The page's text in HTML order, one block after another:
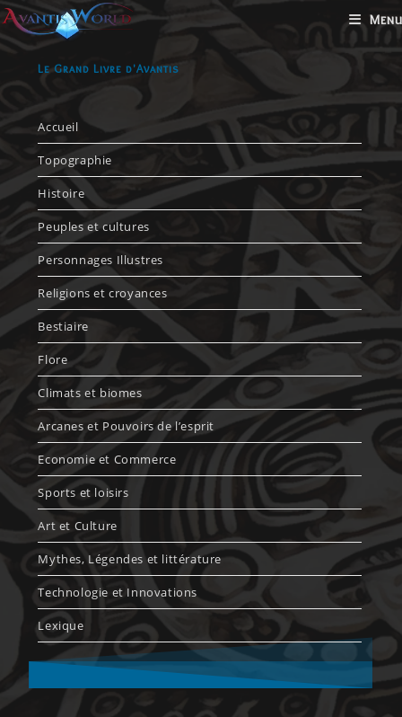
Menu
Le Grand Livre d'Avantis
Accueil
Topographie
Histoire
Peuples et cultures
Personnages Illustres
Religions et croyances
Bestiaire
Flore
Climats et biomes
Arcanes et Pouvoirs de l’esprit
Economie et Commerce
Sports et loisirs
Art et Culture
Mythes, Légendes et littérature
Technologie et Innovations
Lexique